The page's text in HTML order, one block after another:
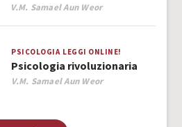
Author
V.M. Samael Aun Weor
PSICOLOGIA LEGGI ONLINE!
Psicologia rivoluzionaria
Author
V.M. Samael Aun Weor